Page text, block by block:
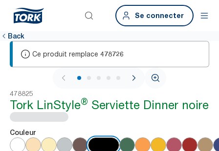
Se connecter
Back
Ce produit remplace 478726
1 / 5
478825
Tork LinStyle® Serviette Dinner noire
Couleur